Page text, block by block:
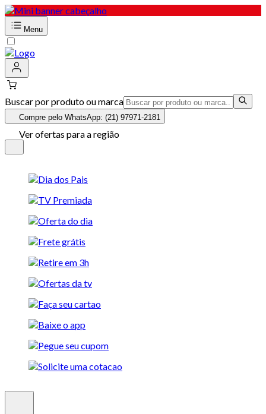
Menu
Buscar por produto ou marca
Compre pelo WhatsApp: (21) 97971-2181
Ver ofertas para a região